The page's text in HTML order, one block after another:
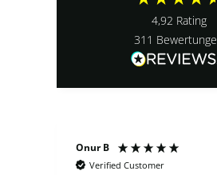
4,92 Rating
311
Onur B
Verified Customer